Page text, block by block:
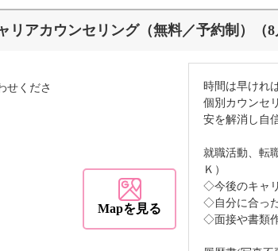
アカウンセリング（無料／予約制）（8
せくださ
Mapを見る
時間は早けれ
個別カウンセ
安を解消し自
就職活動、転
Ｋ）
◇今後のキャ
◇自分に合っ
◇面接や書類